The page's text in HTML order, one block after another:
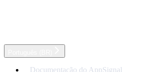
Documentação do AppSignal